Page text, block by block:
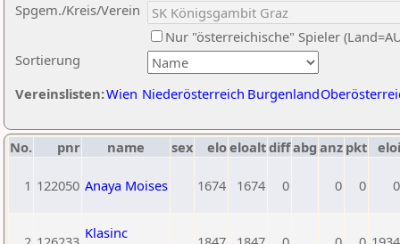
Sortierung
Spgem./Kreis/Verein
Nur "österreichische" Spieler
Vereinslisten:Wien Niederösterreich Burgenland
No. pnr name sex eloeloaltdiffabg anz pkt eloi
1 122050 Anaya Moises 1674 1674 0 0 0 0
Klasinc